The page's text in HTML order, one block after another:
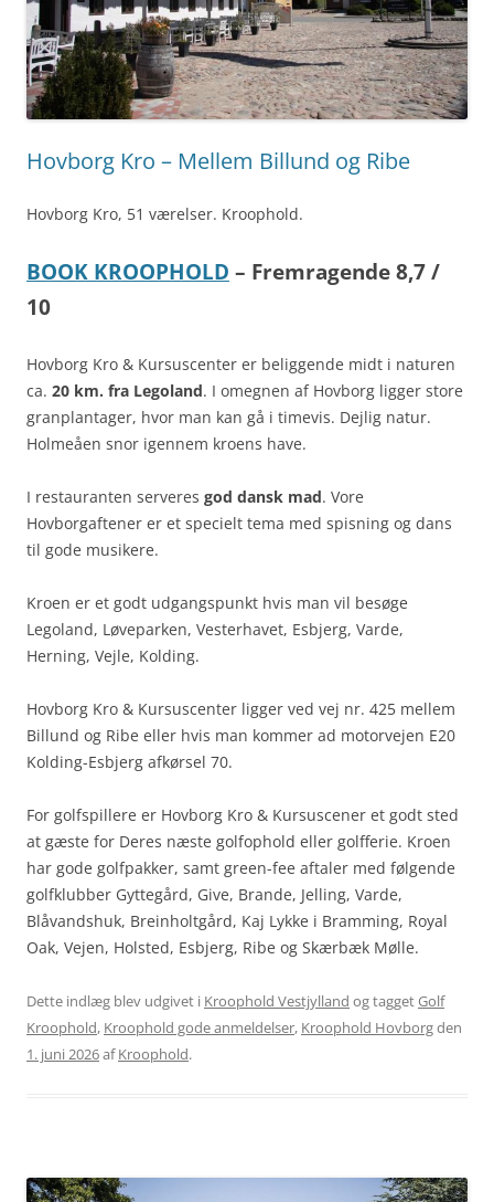
Hovborg Kro – Mellem Billund og Ribe
Hovborg Kro, 51 værelser. Kroophold.
BOOK KROOPHOLD – Fremragende 8,7 /
10
Hovborg Kro & Kursuscenter er beliggende midt i naturen
ca. 20 km. fra Legoland. I omegnen af Hovborg ligger store
granplantager, hvor man kan gå i timevis. Dejlig natur.
Holmeåen snor igennem kroens have.
I restauranten serveres god dansk mad. Vore
Hovborgaftener er et specielt tema med spisning og dans
til gode musikere.
Kroen er et godt udgangspunkt hvis man vil besøge
Legoland, Løveparken, Vesterhavet, Esbjerg, Varde,
Herning, Vejle, Kolding.
Hovborg Kro & Kursuscenter ligger ved vej nr. 425 mellem
Billund og Ribe eller hvis man kommer ad motorvejen E20
Kolding-Esbjerg afkørsel 70.
For golfspillere er Hovborg Kro & Kursuscener et godt sted
at gæste for Deres næste golfophold eller golfferie. Kroen
har gode golfpakker, samt green-fee aftaler med følgende
golfklubber Gyttegård, Give, Brande, Jelling, Varde,
Blåvandshuk, Breinholtgård, Kaj Lykke i Bramming, Royal
Oak, Vejen, Holsted, Esbjerg, Ribe og Skærbæk Mølle.
Dette indlæg blev udgivet i Kroophold Vestjylland og taggetGolf
Kroophold, Kroophold gode anmeldelser, Kroophold Hovborgden
1. juni 2026afKroophold.